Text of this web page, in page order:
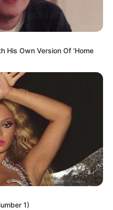
zu Sehenswürdigkeiten,
im Märkischen
nachfolgenden
in der Region
mit der
-
His Own Version Of ‘Home
1)